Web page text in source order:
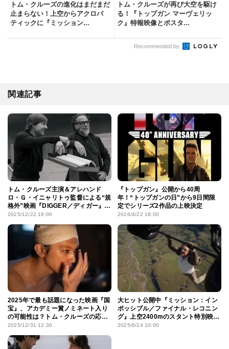
トム・クルーズの進化はまだまだ
止まらない！上空からアクロバ
ティックに『ミッション...
トム・クルーズが再び大空を駆け
る！『トップガン マーヴェリッ
ク』特報映像とポスタ...
Recommended by
関連記事
トム・クルーズ主演＆アレハンド
ロ・Ｇ・イニャリトゥ監督による“規
格外”映画『DIGGER／ディガー』始
動！特報到着
2025/12/22 19:00
『トップガン』公開から40周
年！“トップガンの日”から9日間限
定でシリーズ2作品の上映決定
2026/4/22 18:00
2025年で最も話題になった映画『国
宝』、アカデミー賞ノミネート入り
の可能性は？トム・クルーズの応援
も追い風に！
2025/12/31 12:30
大ヒット公開中『ミッション：イン
ポッシブル／ファイナル・レコニン
グ』上空2400mのスタント特別映
像！第3弾入プレも
2025/6/24 10:00